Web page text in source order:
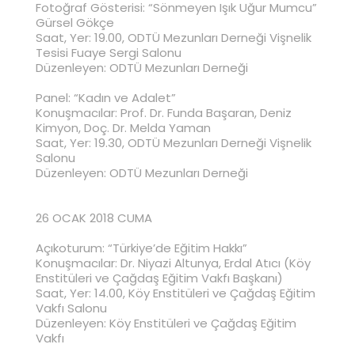
Fotoğraf Gösterisi: “Sönmeyen Işık Uğur Mumcu”
Gürsel Gökçe
Saat, Yer: 19.00, ODTÜ Mezunları Derneği Vişnelik
Tesisi Fuaye Sergi Salonu
Düzenleyen: ODTÜ Mezunları Derneği
Panel: “Kadın ve Adalet”
Konuşmacılar: Prof. Dr. Funda Başaran, Deniz
Kimyon, Doç. Dr. Melda Yaman
Saat, Yer: 19.30, ODTÜ Mezunları Derneği Vişnelik
Salonu
Düzenleyen: ODTÜ Mezunları Derneği
26 OCAK 2018 CUMA
Açıkoturum: “Türkiye’de Eğitim Hakkı”
Konuşmacılar: Dr. Niyazi Altunya, Erdal Atıcı (Köy
Enstitüleri ve Çağdaş Eğitim Vakfı Başkanı)
Saat, Yer: 14.00, Köy Enstitüleri ve Çağdaş Eğitim
Vakfı Salonu
Düzenleyen: Köy Enstitüleri ve Çağdaş Eğitim
Vakfı